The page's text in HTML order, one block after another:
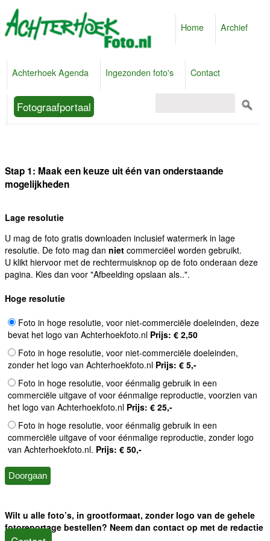
Home Archief
Achterhoek Agenda Ingezonden foto's Contact
Fotograafportaal
Stap 1: Maak een keuze uit één van onderstaande
mogelijkheden
Lage resolutie
U mag de foto gratis downloaden inclusief watermerk in lage
resolutie. De foto mag dan niet commerciëel worden gebruikt.
U klikt hiervoor met de rechtermuisknop op de foto onderaan deze
pagina. Kies dan voor "Afbeelding opslaan als..".
Hoge resolutie
Foto in hoge resolutie, voor niet-commerciële doeleinden, deze
bevat het logo van Achterhoekfoto.nl Prijs: € 2,50
Foto in hoge resolutie, voor niet-commerciële doeleinden,
zonder het logo van Achterhoekfoto.nl Prijs: € 5,-
Foto in hoge resolutie, voor éénmalig gebruik in een
commerciële uitgave of voor éénmalige reproductie, voorzien van
het logo van Achterhoekfoto.nl Prijs: € 25,-
Foto in hoge resolutie, voor éénmalig gebruik in een
commerciële uitgave of voor éénmalige reproductie, zonder logo
van Achterhoekfoto.nl. Prijs: € 50,-
Wilt u alle foto’s, in grootformaat, zonder logo van de gehele
fotoreportage bestellen? Neem dan contact op met de redactie